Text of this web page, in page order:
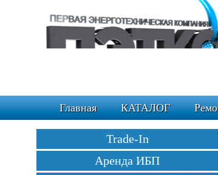
Главная КАТАЛОГ
Trade-In
Аренда ИБП